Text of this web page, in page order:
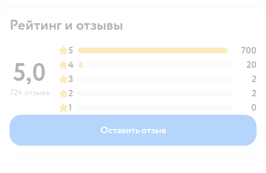
Рейтинг и отзывы
5,0
724 отзыва
5
700
4
20
3
2
2
2
1
0
Оставить отзыв